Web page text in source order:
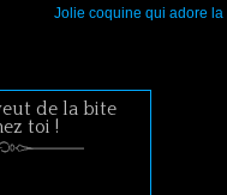
Jolie coquine qui adore la
de la bite
toi !